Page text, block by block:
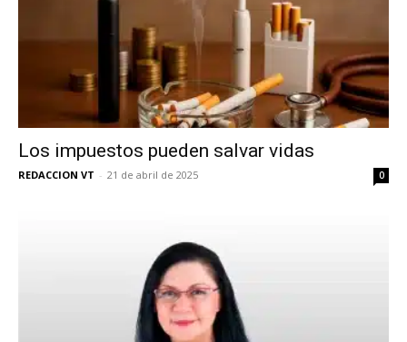
Los impuestos pueden salvar vidas
REDACCION VT - 21 de abril de 2025 0